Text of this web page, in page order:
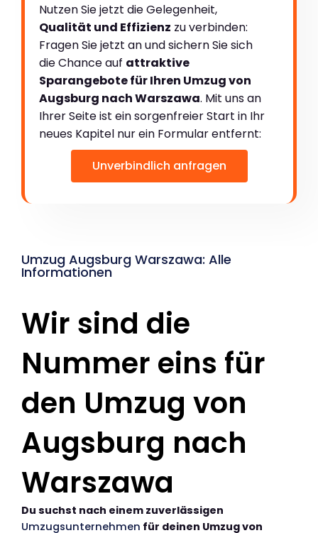
Nutzen Sie jetzt die Gelegenheit,
Qualität und Effizienz zu verbinden:
Fragen Sie jetzt an und sichern Sie sich
die Chance auf attraktive
Sparangebote für Ihren Umzug von
Augsburg nach Warszawa. Mit uns an
Ihrer Seite ist ein sorgenfreier Start in Ihr
neues Kapitel nur ein Formular entfernt:
Unverbindlich anfragen
Umzug Augsburg Warszawa: Alle
Informationen
Wir sind die
Nummer eins für
den Umzug von
Augsburg nach
Warszawa
Du suchst nach einem zuverlässigen
Umzugsunternehmen für deinen Umzug von